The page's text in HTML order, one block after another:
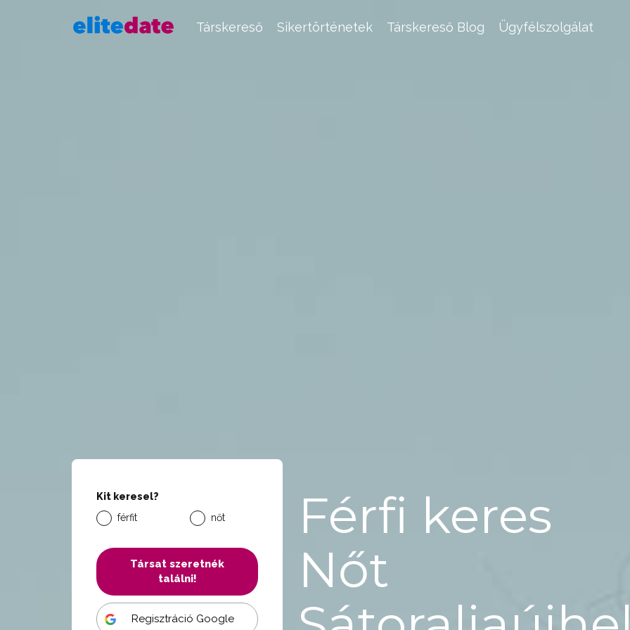
Társkereső Sikertörténetek Társkereső Blog Ügyfélszolgálat
Kit keresel?
férfit
nőt
Társat szeretnék
találni!
Regisztráció Google
Férfi keres
Nőt